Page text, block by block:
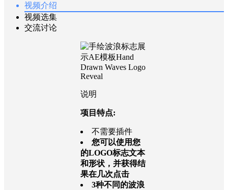
视频介绍
视频选集
交流讨论
说明
项目特点:
不需要插件
您可以使用您
的LOGO标志文本
和形状，并获得结
果在几次点击
3种不同的波浪